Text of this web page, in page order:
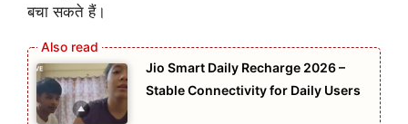
बचा सकते हैं।
Jio Smart Daily Recharge 2026 –
Stable Connectivity for Daily Users